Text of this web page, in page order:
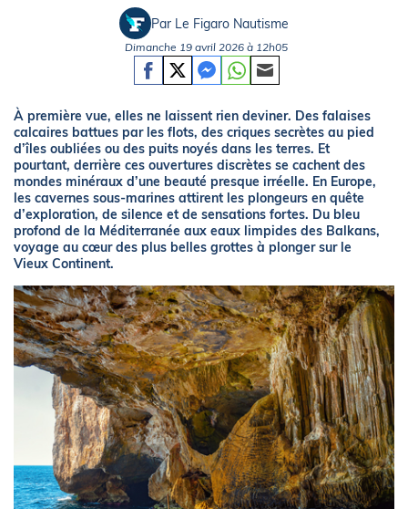
Par Le Figaro Nautisme
Dimanche 19 avril 2026 à 12h05
À première vue, elles ne laissent rien deviner. Des falaises
calcaires battues par les flots, des criques secrètes au pied
d’îles oubliées ou des puits noyés dans les terres. Et
pourtant, derrière ces ouvertures discrètes se cachent des
mondes minéraux d’une beauté presque irréelle. En Europe,
les cavernes sous-marines attirent les plongeurs en quête
d’exploration, de silence et de sensations fortes. Du bleu
profond de la Méditerranée aux eaux limpides des Balkans,
voyage au cœur des plus belles grottes à plonger sur le
Vieux Continent.